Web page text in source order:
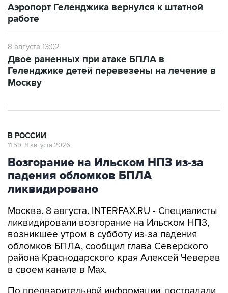
Аэропорт Геленджика вернулся к штатной
работе
8 августа 13:02
Двое раненных при атаке БПЛА в
Геленджике детей перевезены на лечение в
Москву
В РОССИИ
11:59, 8 августа 2026
Возгорание на Ильском НПЗ из-за
падения обломков БПЛА
ликвидировано
Москва. 8 августа. INTERFAX.RU - Специалисты
ликвидировали возгорание на Ильском НПЗ,
возникшее утром в субботу из-за падения
обломков БПЛА, сообщил глава Северского
района Краснодарского края Алексей Чеверев
в своем канале в Max.